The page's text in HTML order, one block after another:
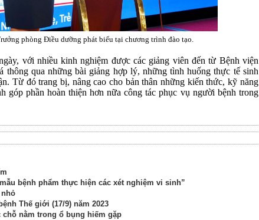
phòng Điều dưỡng phát biểu tại chương trình đào tạo.
với nhiều kinh nghiệm được các giảng viên đến từ Bệnh viện
thông qua những bài giảng hợp lý, những tình huống thực tế sinh
Từ đó trang bị, nâng cao cho bản thân những kiến thức, kỹ năng
góp phần hoàn thiện hơn nữa công tác phục vụ người bệnh trong
bệnh phẩm thực hiện các xét nghiệm vi sinh”
Thế giới (17/9) năm 2023
chỗ nằm trong ổ bụng hiếm gặp